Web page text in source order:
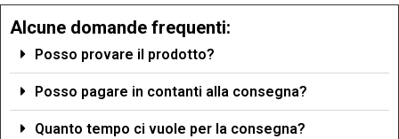
Alcune domande frequenti:
Posso provare il prodotto?
Posso pagare in contanti alla consegna?
Quanto tempo ci vuole per la consegna?